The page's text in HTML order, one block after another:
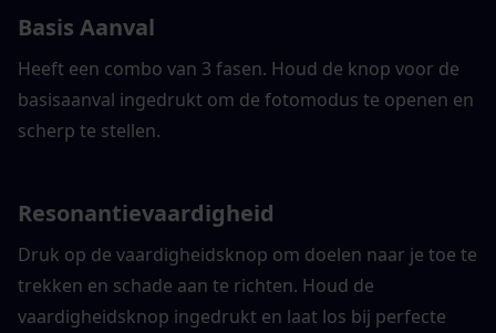
Basis Aanval
Heeft een combo van 3 fasen. Houd de knop voor de
basisaanval ingedrukt om de fotomodus te openen en
scherp te stellen.
Resonantievaardigheid
Druk op de vaardigheidsknop om doelen naar je toe te
trekken en schade aan te richten. Houd de
vaardigheidsknop ingedrukt en laat los bij perfecte